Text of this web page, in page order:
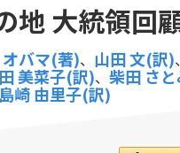
地 大統領回
バマ(著)、 山田 文(訳)、
美菜子(訳)、 柴田 さ
島崎 由里子(訳)